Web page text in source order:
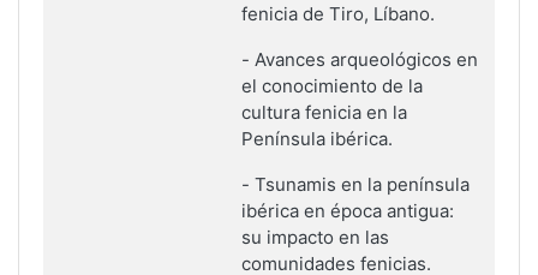
fenicia de Tiro, Líbano.
- Avances arqueológicos en
el conocimiento de la
cultura fenicia en la
Península ibérica.
- Tsunamis en la península
ibérica en época antigua:
su impacto en las
comunidades fenicias.